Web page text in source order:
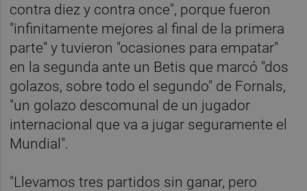
contra diez y contra once", porque fueron
"infinitamente mejores al final de la primera
parte" y tuvieron "ocasiones para empatar"
en la segunda ante un Betis que marcó "dos
golazos, sobre todo el segundo" de Fornals,
"un golazo descomunal de un jugador
internacional que va a jugar seguramente el
Mundial".
"Llevamos tres partidos sin ganar, pero